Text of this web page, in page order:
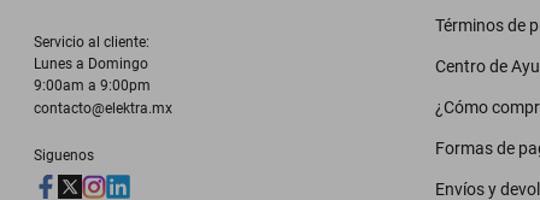
Servicio al cliente:
Lunes a Domingo
9:00am a 9:00pm
contacto@elektra.mx
Siguenos
Términos de
Centro de
¿Cómo
Formas de
Envíos y